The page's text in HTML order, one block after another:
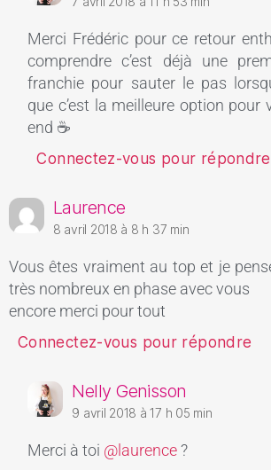
Merci Frédéric pour ce retour
comprendre c’est déjà une
franchie pour sauter le pas
que c’est la meilleure option pour
end ☕
Connectez-vous pour répondre
Laurence
8 avril 2018 à 8 h 37 min
Vous êtes vraiment au top et je
très nombreux en phase avec vous
encore merci pour tout
Connectez-vous pour répondre
Nelly Genisson
9 avril 2018 à 17 h 05 min
Merci à toi @laurence?